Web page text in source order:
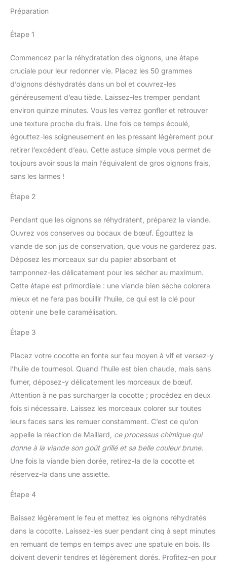
Préparation
Étape 1
Commencez par la réhydratation des oignons, une étape
cruciale pour leur redonner vie. Placez les 50 grammes
d’oignons déshydratés dans un bol et couvrez-les
généreusement d’eau tiède. Laissez-les tremper pendant
environ quinze minutes. Vous les verrez gonfler et retrouver
une texture proche du frais. Une fois ce temps écoulé,
égouttez-les soigneusement en les pressant légèrement pour
retirer l’excédent d’eau. Cette astuce simple vous permet de
toujours avoir sous la main l’équivalent de gros oignons frais,
sans les larmes !
Étape 2
Pendant que les oignons se réhydratent, préparez la viande.
Ouvrez vos conserves ou bocaux de bœuf. Égouttez la
viande de son jus de conservation, que vous ne garderez pas.
Déposez les morceaux sur du papier absorbant et
tamponnez-les délicatement pour les sécher au maximum.
Cette étape est primordiale : une viande bien sèche colorera
mieux et ne fera pas bouillir l’huile, ce qui est la clé pour
obtenir une belle caramélisation.
Étape 3
Placez votre cocotte en fonte sur feu moyen à vif et versez-y
l’huile de tournesol. Quand l’huile est bien chaude, mais sans
fumer, déposez-y délicatement les morceaux de bœuf.
Attention à ne pas surcharger la cocotte ; procédez en deux
fois si nécessaire. Laissez les morceaux colorer sur toutes
leurs faces sans les remuer constamment. C’est ce qu’on
appelle la réaction de Maillard, ce processus chimique qui
donne à la viande son goût grillé et sa belle couleur brune.
Une fois la viande bien dorée, retirez-la de la cocotte et
réservez-la dans une assiette.
Étape 4
Baissez légèrement le feu et mettez les oignons réhydratés
dans la cocotte. Laissez-les suer pendant cinq à sept minutes
en remuant de temps en temps avec une spatule en bois. Ils
doivent devenir tendres et légèrement dorés. Profitez-en pour